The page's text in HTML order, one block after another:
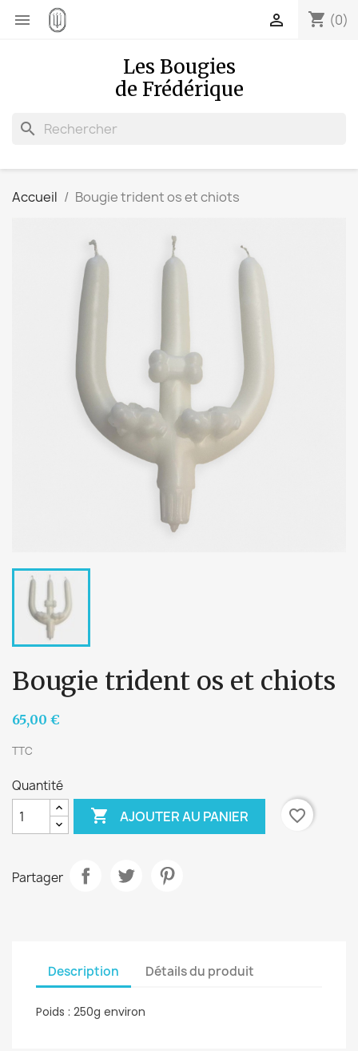
 shopping_cart (0)

Les Bougies
de Frédérique
search
Accueil Bougie trident os et chiots
Bougie trident os et chiots
65,00 €
TTC
Quantité
 AJOUTER AU PANIER favorite_border
Partager
Description Détails du produit
Poids : 250g environ